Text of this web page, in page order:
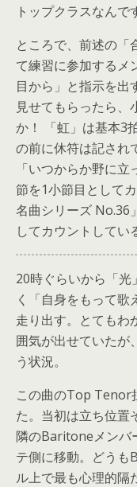
トップクラスなんで
ところで、前述の「
て練習に参加する
目から」と指示を出
見せてもらったら、
か！ 「虹」は基本3
の前に休符は記され
「いつからか野に
節を1小節目として
名曲シリーズ No.36
してカウントしてい
20時ぐらいから「
く「自身をもって
走り出す。とてもわ
囲気が出せていたが
う状況。
この曲のTop Tenor
た。当初は立ち位置
隣のBaritoneメンバ
テ側に移動。どう
ル上で最も心理的隔